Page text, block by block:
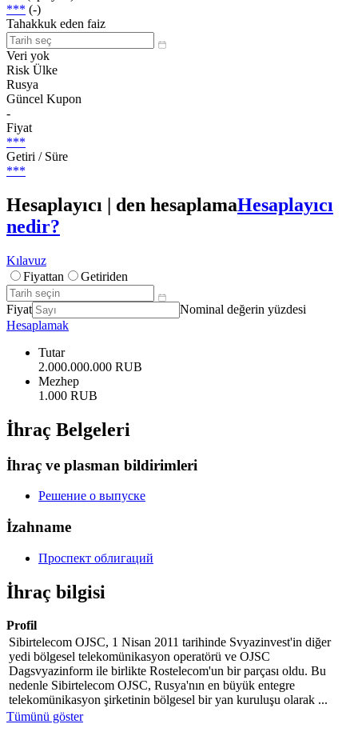
*** (-)
Tahakkuk eden faiz
Veri yok
Risk Ülke
Rusya
Güncel Kupon
-
Fiyat
***
Getiri / Süre
***
Hesaplayıcı | den hesaplamaHesaplayıcı
nedir?
Kılavuz
Fiyattan
Getiriden
Fiyat
Nominal değerin yüzdesi
Hesaplamak
Tutar
2.000.000.000 RUB
Mezhep
1.000 RUB
İhraç Belgeleri
İhraç ve plasman bildirimleri
Решение о выпуске
İzahname
Проспект облигаций
İhraç bilgisi
Profil
Sibirtelecom OJSC, 1 Nisan 2011 tarihinde Svyazinvest'in diğer
yedi bölgesel telekomünikasyon operatörü ve OJSC
Dagsvyazinform ile birlikte Rostelecom'un bir parçası oldu. Bu
nedenle Sibirtelecom OJSC, Rusya'nın en büyük entegre
telekomünikasyon şirketinin bölgesel bir yan kuruluşu olarak ...
Tümünü göster